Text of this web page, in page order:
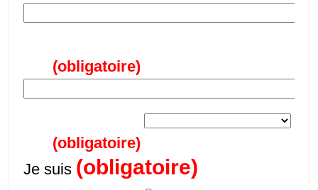
(obligatoire)
(obligatoire)
Je suis (obligatoire)